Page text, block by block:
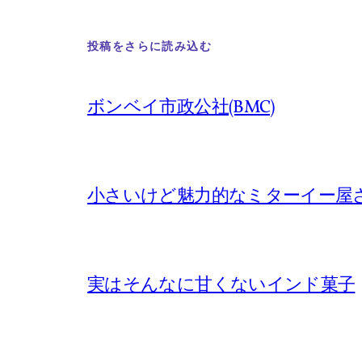
投稿をさらに読み込む
ボンベイ市政公社(BMC)
小さいけど魅力的なミターイー屋
実はそんなに甘くないインド菓子